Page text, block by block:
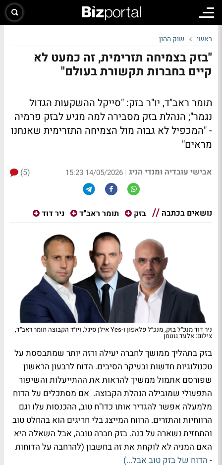
ראשי שוק ההון
"בזק בצמיחה תזרימית, זה כמעט לא
קיים בחברות תקשורת בעולם"
תומר ראב"ד, יו"ר בזק: "סייקל ההשקעות הגדול
נגמר"; הנהלת בזק מסבירה למה מגיע לבזק פרמיה
- "המכפיל לא גבוה מול הצמיחה התזרימית שאנחנו
מראים"
אבישי עובדיה ומנדי הניג |
14/05/2026 15:23
(5)
נושאים בכתבה בזק תומר ראב"ד ניר דוד
ניר דוד מנכ״ל בזק, מנכ״ל פלאפון ו-Yes אילן סיגל, ויו״ר הקבוצה תומר ראב״ד,
צילום: אלעד גוטמן
בזק בתהליך ממושך לחברה יעילה ורזה יותר שמתבססת על
טכנולוגיות חדשות ובעיקר הסיבים. הדוח לרבעון הראשון
שפורסם אתמול ממשיך להראות את ההתייעלות והשיפור
התפעולי שמובילה הנהלת הקבוצה. אם מסתכלים על הדוח
מלמעלה אפשר להגדיר אותו כדו"ח טוב, ההכנסות עלו וגם
הרווחיות והתזרים. הרווח המייצג בלי חריגים הוא בהחלט טוב
והתחזית נשארה על כנה. בזק חברה טובה, אבל השאלה היא
האם המניה לא לוקחת את זה בחשבון (להרחבה על הדוחות
- הדוח של בזק טוב אבל...)